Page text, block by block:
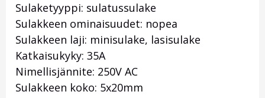
Sulaketyyppi: sulatussulake
Sulakkeen ominaisuudet: nopea
Sulakkeen laji: minisulake, lasisulake
Katkaisukyky: 35A
Nimellisjännite: 250V AC
Sulakkeen koko: 5x20mm